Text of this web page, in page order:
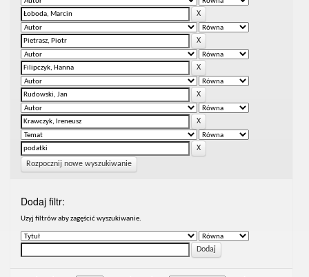
Rozpocznij nowe wyszukiwanie
Dodaj filtr:
Uzyj filtrów aby zagęścić wyszukiwanie.